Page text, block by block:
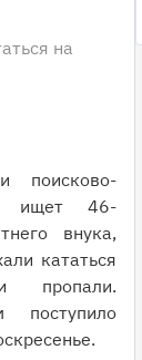
на
поисково-
ищет 46-
внука,
кататься
пропали.